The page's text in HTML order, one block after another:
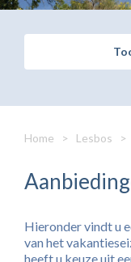
Home > Lesbos >
Hieronder vindt u
van het
heeft u keuze uit